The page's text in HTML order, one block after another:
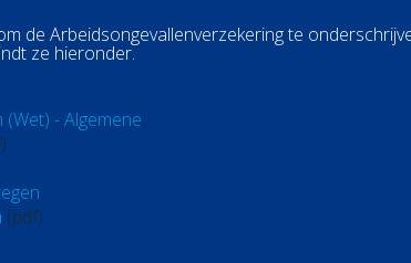
de Arbeidsongevallenverzekering te
ze hieronder.
- Algemene
(pdf)